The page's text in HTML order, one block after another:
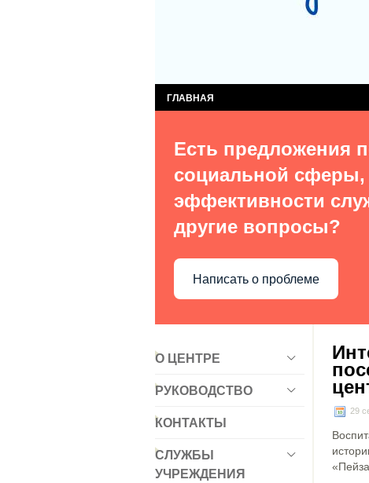
ГЛАВНАЯ
Есть предложения
социальной
эффективности
другие вопросы?
Написать о проблеме
О ЦЕНТРЕ
РУКОВОДСТВО
КОНТАКТЫ
СЛУЖБЫ
УЧРЕЖДЕНИЯ
29